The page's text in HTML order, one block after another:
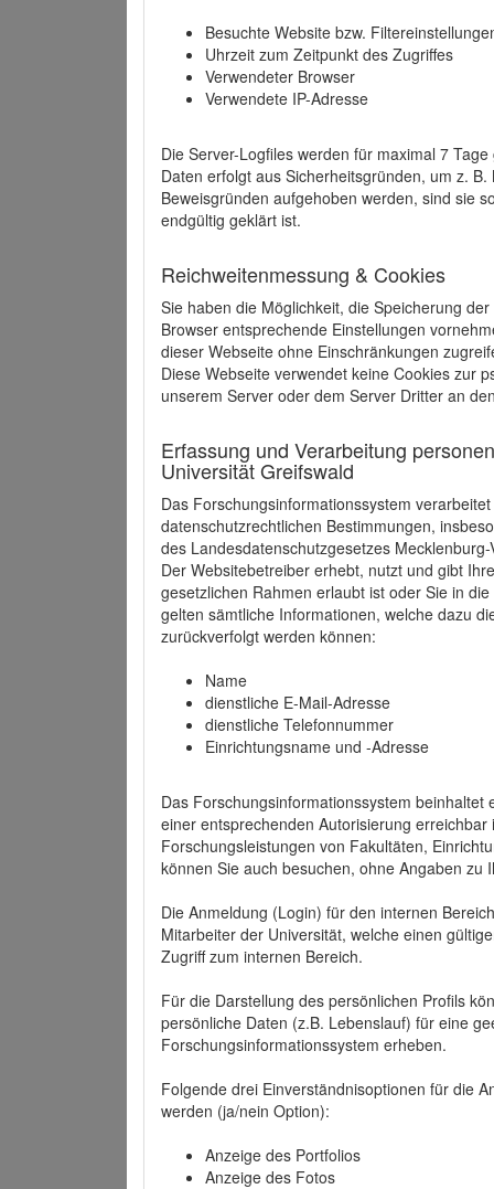
Besuchte Website bzw.
Uhrzeit zum Zeitpunkt des Zugriffes
Verwendeter Browser
Verwendete IP-Adresse
Die Server-Logfiles werden für maximal 7
Daten erfolgt aus Sicherheitsgründen, um z.
Beweisgründen aufgehoben werden, sind sie
endgültig geklärt ist.
Reichweitenmessung & Cookies
Sie haben die Möglichkeit, die Speicherung
Browser entsprechende Einstellungen
dieser Webseite ohne Einschränkungen
Diese Webseite verwendet keine Cookies zur
unserem Server oder dem Server Dritter an
Erfassung und Verarbeitung
Universität Greifswald
Das Forschungsinformationssystem
datenschutzrechtlichen Bestimmungen,
des Landesdatenschutzgesetzes
Der Websitebetreiber erhebt, nutzt und gibt
gesetzlichen Rahmen erlaubt ist oder Sie in
gelten sämtliche Informationen, welche dazu
zurückverfolgt werden können:
Name
dienstliche E-Mail-Adresse
dienstliche Telefonnummer
Einrichtungsname und -Adresse
Das Forschungsinformationssystem beinhaltet
einer entsprechenden Autorisierung
Forschungsleistungen von Fakultäten,
können Sie auch besuchen, ohne Angaben zu
Die Anmeldung (Login) für den internen
Mitarbeiter der Universität, welche einen
Zugriff zum internen Bereich.
Für die Darstellung des persönlichen Profils
persönliche Daten (z.B. Lebenslauf) für eine
Forschungsinformationssystem erheben.
Folgende drei Einverständnisoptionen für die
werden (ja/nein Option):
Anzeige des Portfolios
Anzeige des Fotos